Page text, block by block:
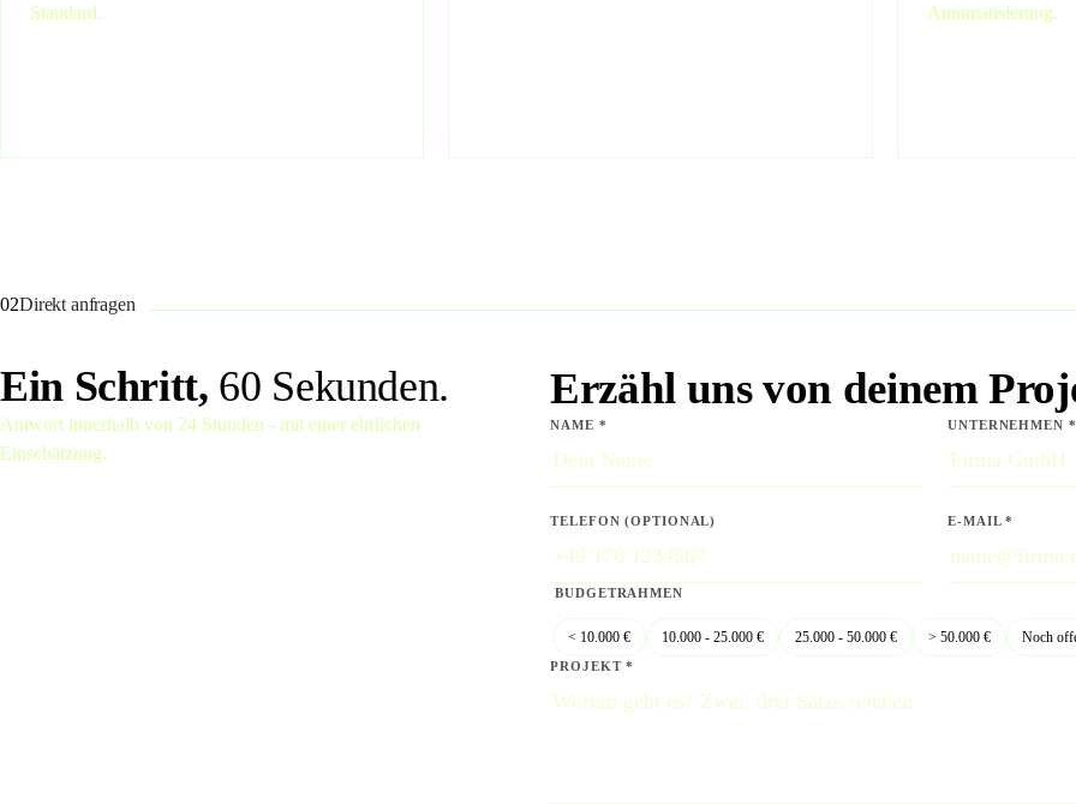
Standard.
Automatisierung.
02Direkt anfragen
Ein Schritt, 60 Sekunden.
Antwort innerhalb von 24 Stunden - mit einer ehrlichen
Einschätzung.
Erzähl uns von deinem
NAME * UNTERNEHMEN *
TELEFON (OPTIONAL) E-MAIL *
BUDGETRAHMEN
< 10.000 € 10.000 - 25.000 € 25.000 - 50.000 € > 50.000 € Noch
PROJEKT *